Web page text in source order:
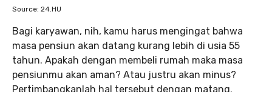
Source: 24.HU
Bagi karyawan, nih, kamu harus mengingat bahwa
masa pensiun akan datang kurang lebih di usia 55
tahun. Apakah dengan membeli rumah maka masa
pensiunmu akan aman? Atau justru akan minus?
Pertimbangkanlah hal tersebut dengan matang.